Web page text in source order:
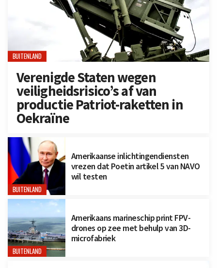
BUITENLAND
Verenigde Staten wegen
veiligheidsrisico’s af van
productie Patriot-raketten in
Oekraïne
BUITENLAND
Amerikaanse inlichtingendiensten
vrezen dat Poetin artikel 5 van NAVO
wil testen
BUITENLAND
Amerikaans marineschip print FPV-
drones op zee met behulp van 3D-
microfabriek